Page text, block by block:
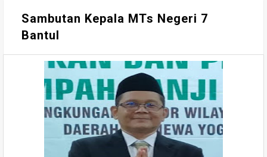
Sambutan Kepala MTs Negeri 7
Bantul